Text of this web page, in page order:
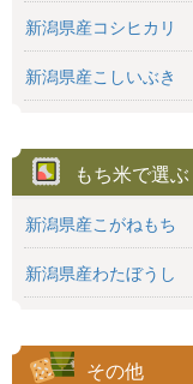
新潟県産コシヒカリ
新潟県産こしいぶき
もち米で選ぶ
新潟県産こがねもち
新潟県産わたぼうし
その他